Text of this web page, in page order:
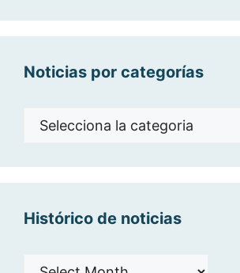
Noticias por categorías
Noticias
Histórico de noticias
Histórico